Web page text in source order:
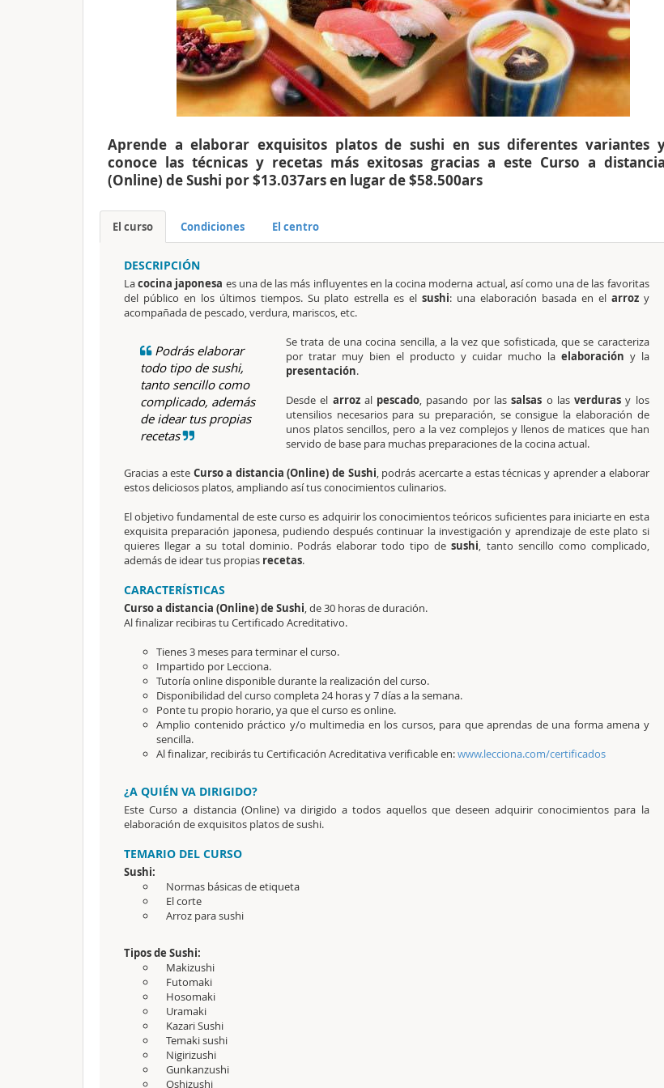
Aprende a elaborar exquisitos platos de sushi en sus diferentes variantes
conoce las técnicas y recetas más exitosas gracias a este Curso a distancia
(Online) de Sushi por $13.037ars en lugar de $58.500ars
El curso Condiciones El centro
DESCRIPCIÓN
Lacocina japonesa es una de las más influyentes en la cocina moderna actual, así como una de las favoritas
del público en los últimos tiempos. Su plato estrella es el sushi: una elaboración basada en el arrozy
acompañada de pescado, verdura, mariscos, etc.
Podrás elaborar
todo tipo de sushi,
tanto sencillo como
complicado, además
de idear tus propias
recetas
Se trata de una cocina sencilla, a la vez que sofisticada, que se caracteriza
por tratar muy bien el producto y cuidar mucho la elaboración y la
presentación.
Desde el arroz al pescado, pasando por lassalsas o lasverduras y los
utensilios necesarios para su preparación, se consigue la elaboración de
unos platos sencillos, pero a la vez complejos y llenos de matices que han
servido de base para muchas preparaciones de la cocina actual.
Gracias a este Curso a distancia (Online) de Sushi, podrás acercarte a estas técnicas y aprender a elaborar
estos deliciosos platos, ampliando así tus conocimientos culinarios.
El objetivo fundamental de este curso es adquirir los conocimientos teóricos suficientes para iniciarte en esta
exquisita preparación japonesa, pudiendo después continuar la investigación y aprendizaje de este plato si
quieres llegar a su total dominio. Podrás elaborar todo tipo desushi, tanto sencillo como complicado,
además de idear tus propias recetas.
CARACTERÍSTICAS
Curso a distancia (Online) de Sushi, de 30 horas de duración.
Al finalizar recibiras tu Certificado Acreditativo.
Tienes 3 meses para terminar el curso.
Impartido por Lecciona.
Tutoría online disponible durante la realización del curso.
Disponibilidad del curso completa 24 horas y 7 días a la semana.
Ponte tu propio horario, ya que el curso es online.
Amplio contenido práctico y/o multimedia en los cursos, para que aprendas de una forma amena y
sencilla.
Al finalizar, recibirás tu Certificación Acreditativa verificable en:www.lecciona.com/certificados
¿A QUIÉN VA DIRIGIDO?
Este Curso a distancia (Online) va dirigido a todos aquellos que deseen adquirir conocimientos para la
elaboración de exquisitos platos de sushi.
TEMARIO DEL CURSO
Sushi:
Normas básicas de etiqueta
El corte
Arroz para sushi
Tipos de Sushi:
Makizushi
Futomaki
Hosomaki
Uramaki
Kazari Sushi
Temaki sushi
Nigirizushi
Gunkanzushi
Oshizushi